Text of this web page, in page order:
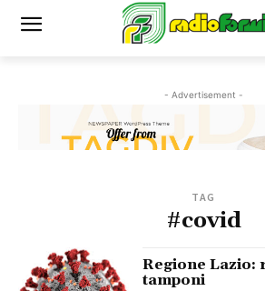
- Advertisement -
TAG
#covid
Regione Lazio:
tamponi